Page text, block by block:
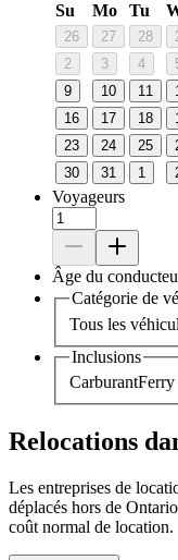
Su
Mo Tu
26 27 28
2
3 4
9
10 11
16
17 18
23
24 25
30
31 1
Voyageurs
Âge du
Catégorie de
Tous les
Inclusions
CarburantFerry
Relocations
Les entreprises de
déplacés hors de
coût normal de location.